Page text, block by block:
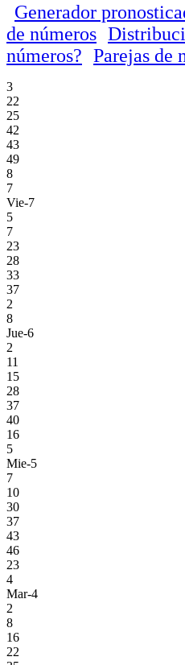
Generador
de números
números? Parejas de
3
22
25
42
43
49
8
7
Vie-7
5
7
23
28
33
37
2
8
Jue-6
2
11
15
28
37
40
16
5
Mie-5
7
10
30
37
43
46
23
4
Mar-4
2
8
16
22